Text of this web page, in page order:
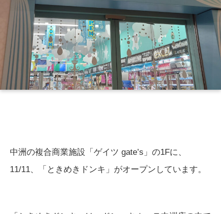
中洲の複合商業施設「ゲイツ gate’s」の1Fに、
11/11、「ときめきドンキ」がオープンしています。